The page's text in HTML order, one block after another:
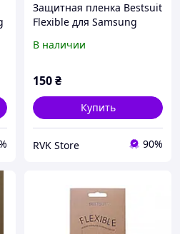
Защитная пленка Bestsuit
Flexible для Samsung
В наличии
150₴
Купить
RVK Store 90%